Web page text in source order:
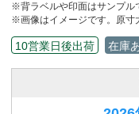
※背ラベルや印面はサンプル
※画像はイメージです。原寸
10営業日後出荷 在庫